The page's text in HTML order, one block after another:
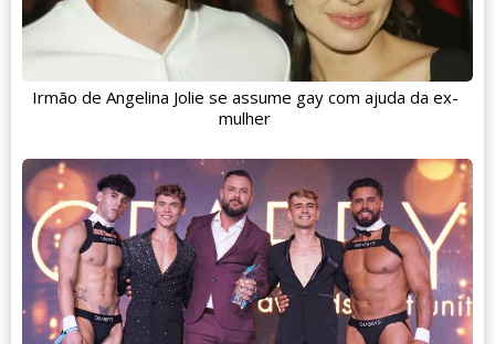
Irmão de Angelina Jolie se assume gay com ajuda da ex-
mulher